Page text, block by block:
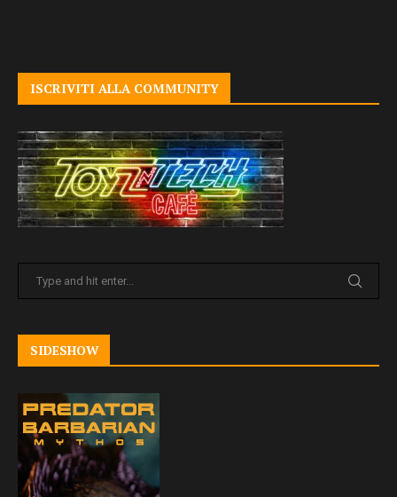
ISCRIVITI ALLA COMMUNITY
SIDESHOW